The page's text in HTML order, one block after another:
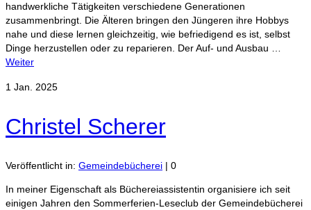
handwerkliche Tätigkeiten verschiedene Generationen
zusammenbringt. Die Älteren bringen den Jüngeren ihre Hobbys
nahe und diese lernen gleichzeitig, wie befriedigend es ist, selbst
Dinge herzustellen oder zu reparieren. Der Auf- und Ausbau …
Weiter
1 Jan. 2025
Christel Scherer
Veröffentlicht in: Gemeindebücherei | 0
In meiner Eigenschaft als Büchereiassistentin organisiere ich seit
einigen Jahren den Sommerferien-Leseclub der Gemeindebücherei